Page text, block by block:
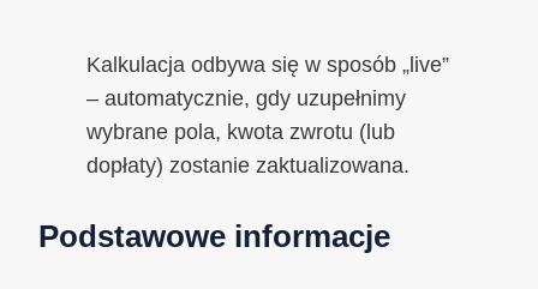
Kalkulacja odbywa się w sposób „live”
– automatycznie, gdy uzupełnimy
wybrane pola, kwota zwrotu (lub
dopłaty) zostanie zaktualizowana.
Podstawowe informacje